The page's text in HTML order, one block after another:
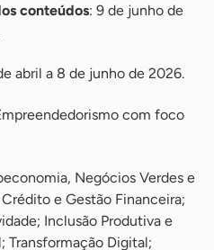
conteúdos: 9 de junho de
abril a 8 de junho de 2026.
com foco
Negócios Verdes e
e Gestão Financeira;
Inclusão Produtiva e
Transformação Digital;